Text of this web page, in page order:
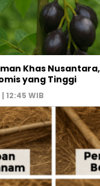
Khas
yang Tinggi
12:45 WIB